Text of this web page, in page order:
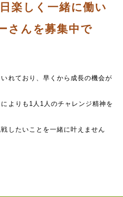
楽しく一緒に働い
さんを募集中で
れており、早くから成長の機会が
よりも1人1人のチャレンジ精神を
したいことを一緒に叶えません